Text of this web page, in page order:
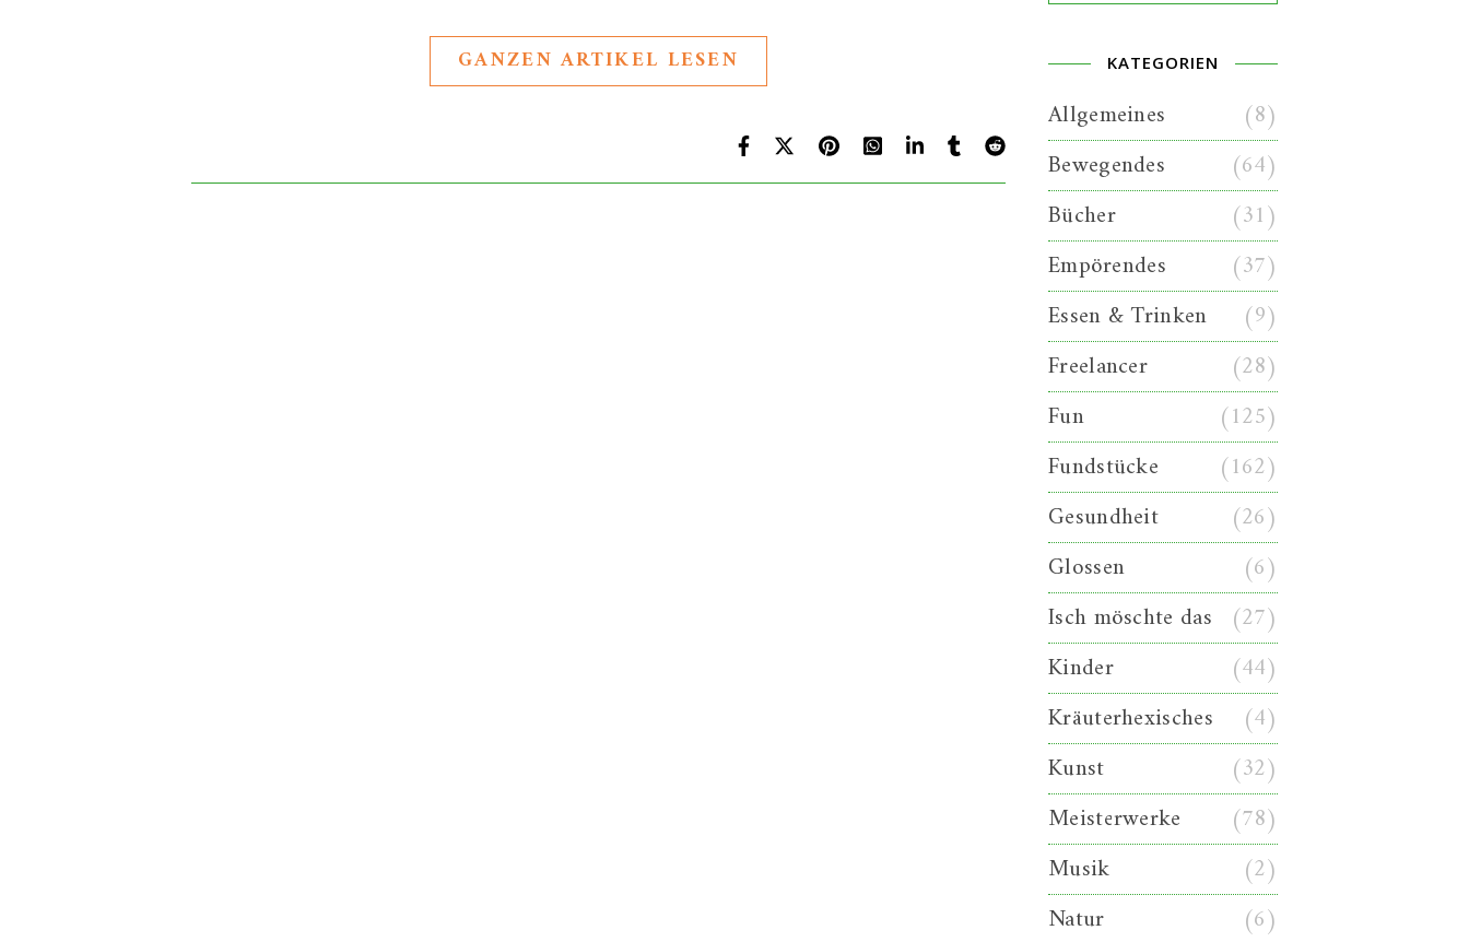
GANZEN ARTIKEL LESEN KATEGORIEN
Allgemeines
(8)
Bewegendes
(64)
Bücher
(31)
Empörendes
(37)
Essen & Trinken
(9)
Freelancer
(28)
Fun
(125)
Fundstücke
(162)
Gesundheit
(26)
Glossen
(6)
Isch möschte das (27)
Kinder
(44)
Kräuterhexisches
(4)
Kunst
(32)
Meisterwerke
(78)
Musik
(2)
Natur
(6)